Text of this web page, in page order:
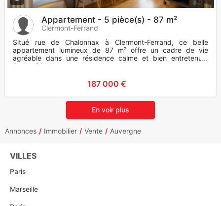
Appartement - 5 pièce(s) - 87 m²
Clermont-Ferrand
Situé rue de Chalonnax à Clermont-Ferrand, ce belle
appartement lumineux de 87 m² offre un cadre de vie
agréable dans une résidence calme et bien entretenue.
Caractéristiques du
187 000 €
En voir plus
Annonces Immobilier Vente Auvergne
VILLES
Paris
Marseille